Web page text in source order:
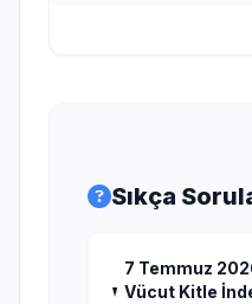
Sıkça
7 Temmuz
Vücut Kitle